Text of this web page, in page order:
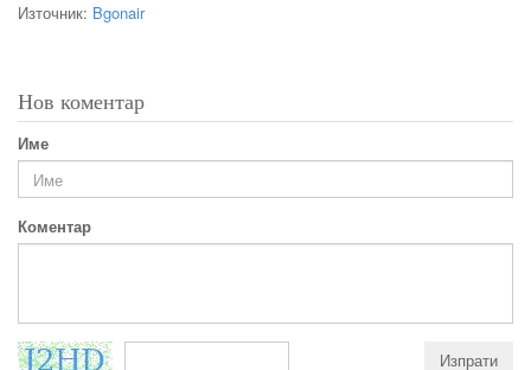
Източник: Bgonair
Нов коментар
Име
Коментар